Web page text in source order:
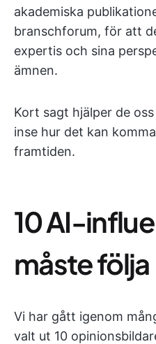
akademiska
branschforum, för att
expertis och sina
ämnen.
Kort sagt hjälper de
inse hur det kan
framtiden.
10 AI-
måste följa
Vi har gått igenom
valt ut 10